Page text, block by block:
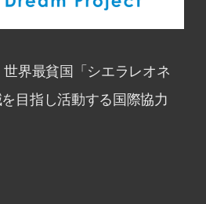
界最貧国「シエラレオネ
目指し活動する国際協力